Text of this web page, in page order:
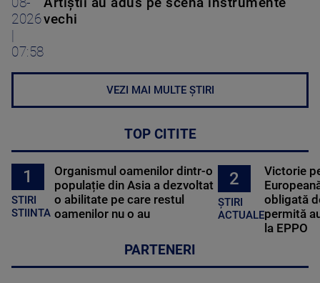
2026
|
07:58
vechi
VEZI MAI MULTE ȘTIRI
TOP CITITE
1
STIRI
STIINTA
Organismul oamenilor dintr-o
populație din Asia a dezvoltat
o abilitate pe care restul
oamenilor nu o au
2
ȘTIRI
ACTUALE
Victorie
obligată
permită
la EPPO
PARTENERI